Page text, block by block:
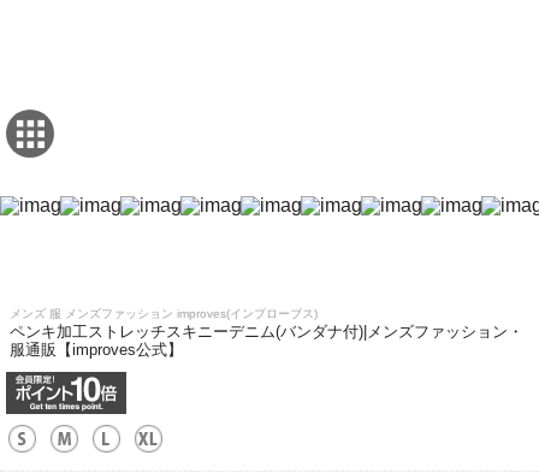
メンズ 服 メンズファッション improves(インプローブス)
ペンキ加工ストレッチスキニーデニム(バンダナ付)|メンズファッション・
服通販【improves公式】